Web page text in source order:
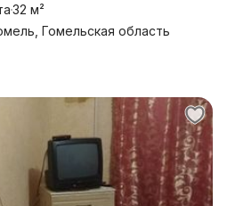
32 м²
Гомельская область